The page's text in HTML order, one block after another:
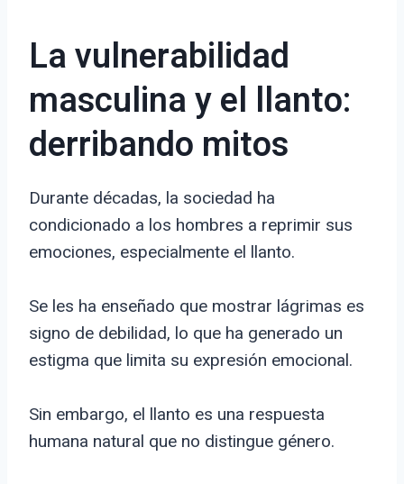
La vulnerabilidad
masculina y el llanto:
derribando mitos
Durante décadas, la sociedad ha
condicionado a los hombres a reprimir sus
emociones, especialmente el llanto.
Se les ha enseñado que mostrar lágrimas es
signo de debilidad, lo que ha generado un
estigma que limita su expresión emocional.
Sin embargo, el llanto es una respuesta
humana natural que no distingue género.